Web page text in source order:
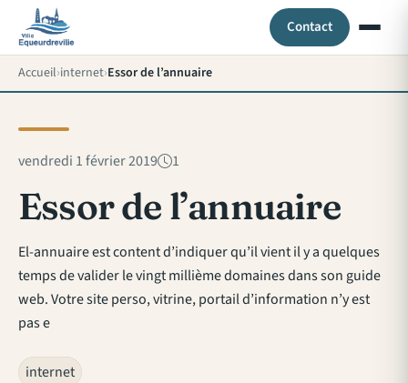
Contact
Accueil internet Essor de l’annuaire
vendredi 1 février 2019 1
Essor de l’annuaire
El-annuaire est content d’indiquer qu’il vient il y a quelques
temps de valider le vingt millième domaines dans son guide
web. Votre site perso, vitrine, portail d’information n’y est
pas e
internet